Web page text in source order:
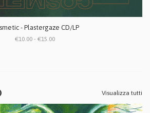
- Plastergaze CD/LP
€10.00 - €15.00
Visualizza tutti